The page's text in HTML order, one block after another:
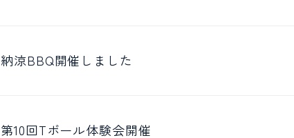
納涼BBQ開催しました
第10回Tボール体験会開催